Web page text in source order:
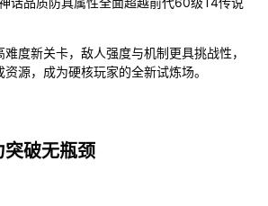
度新关卡，敌人强度与机制更具挑战性，
源，成为硬核玩家的全新试炼场。
破无瓶颈